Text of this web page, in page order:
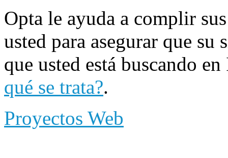
Opta le ayuda a complir
usted para asegurar que
que usted está buscando
qué se trata?.
Proyectos Web